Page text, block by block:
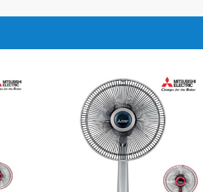
cơ
rời nên việc vệ sinh quạt cũng trở nên
không có chế độ điều khiển từ xa bằng
nguồn gió quạt tạo ra sẽ bị ngắt quảng khi